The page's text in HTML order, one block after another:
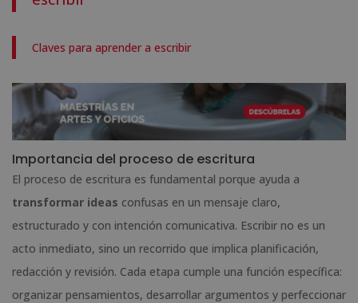
Claves para aprender a escribir
Importancia del proceso de escritura
El proceso de escritura es fundamental porque ayuda a
transformar ideas confusas en un mensaje claro,
estructurado y con intención comunicativa. Escribir no es un
acto inmediato, sino un recorrido que implica planificación,
redacción y revisión. Cada etapa cumple una función específica:
organizar pensamientos, desarrollar argumentos y perfeccionar